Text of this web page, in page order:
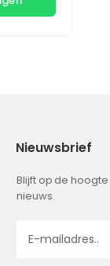
Nieuwsbrief
Blijft op de
nieuws.